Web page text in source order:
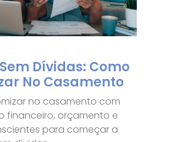
Dívidas: Como
No Casamento
no casamento com
financeiro, orçamento e
para começar a